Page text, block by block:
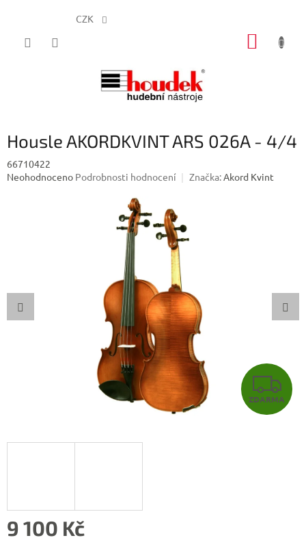
CZK
Housle AKORDKVINT ARS 026A - 4/4
66710422
Průměrné
Neohodnoceno Podrobnosti hodnocení Značka:Akord Kvint
Z
D
ZDARMA
9 100 Kč